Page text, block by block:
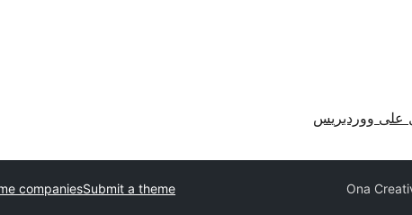
على ووردبريس
Ona
Submit a theme
companies